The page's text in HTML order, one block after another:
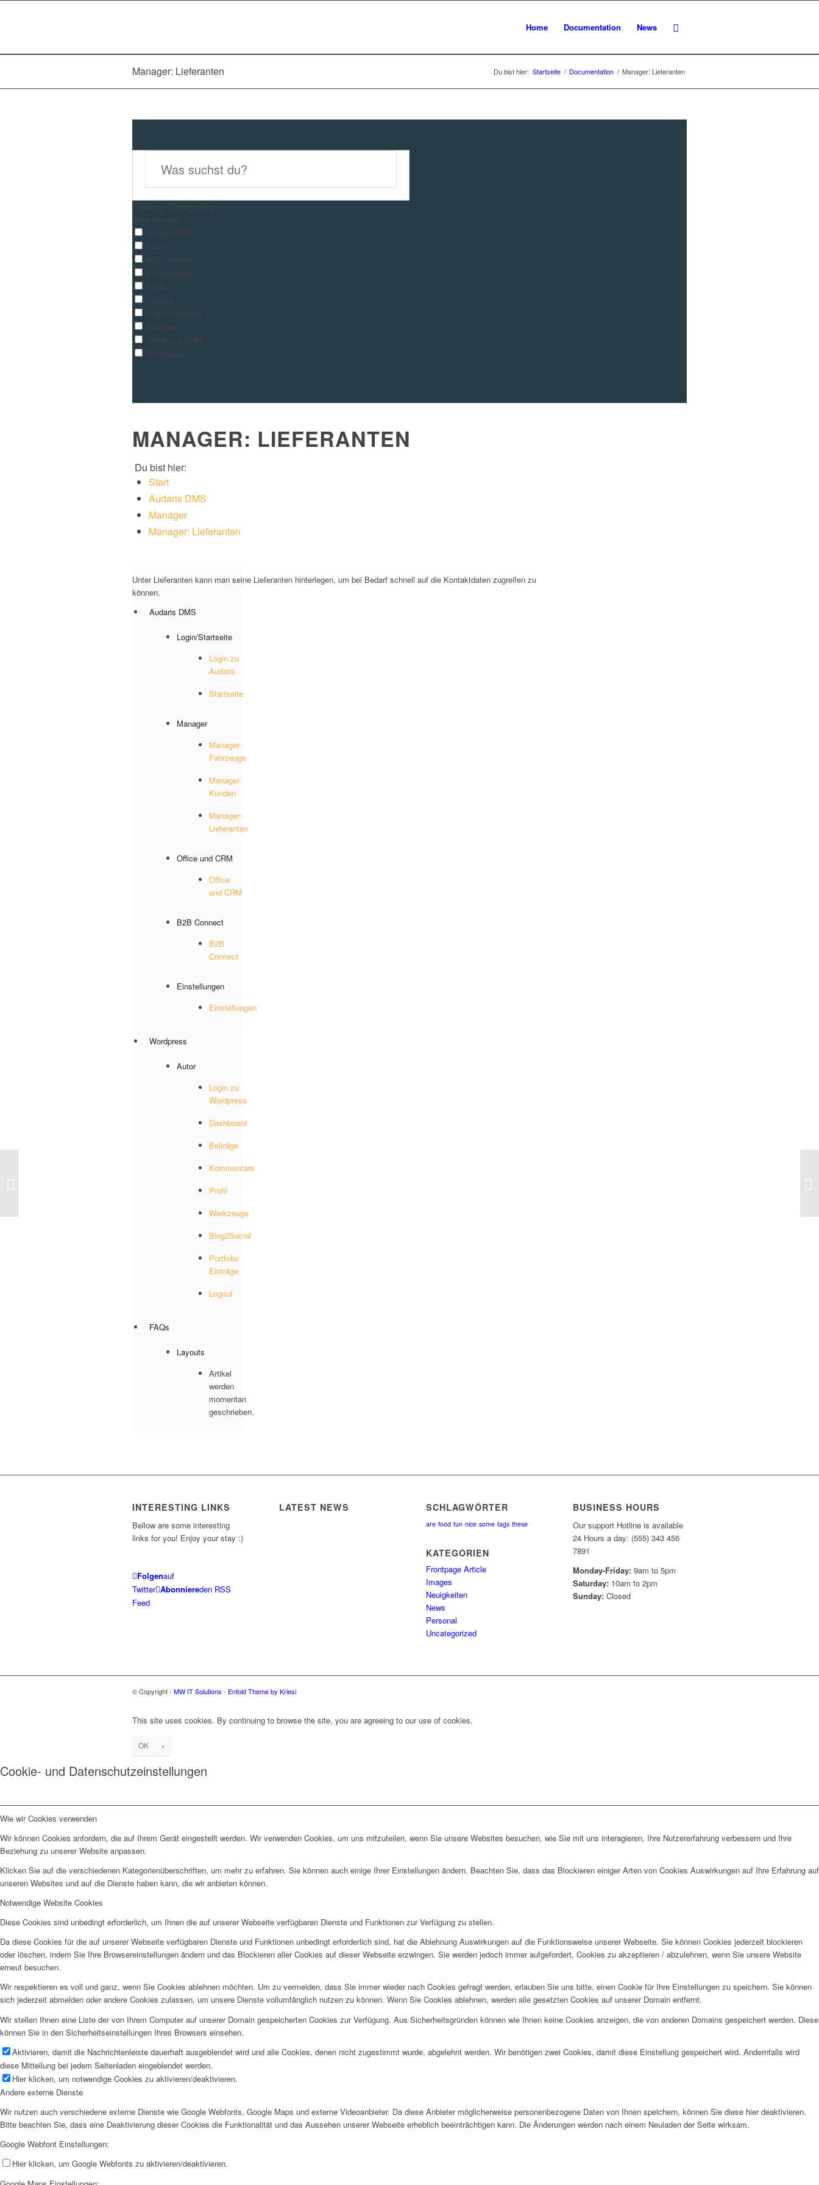
Home Documentation News
Manager: Lieferanten Du bist hier: Startseite / Documentation / Manager: Lieferanten
Filter by Categories
Clear Results
Audaris DMS
Autor
B2B Connect
Einstellungen
FAQs
Layouts
Login/Startseite
Manager
Office und CRM
Wordpress
MANAGER: LIEFERANTEN
Du bist hier:
Start
Audaris DMS
Manager
Manager: Lieferanten
Unter Lieferanten kann man seine Lieferanten hinterlegen, um bei Bedarf schnell auf die Kontaktdaten zugreifen zu
können.
Audaris DMS
Login/Startseite
Login zu
Audaris
Startseite
Manager
Manager:
Fahrzeuge
Manager:
Kunden
Manager:
Lieferanten
Office und CRM
Office
und CRM
B2B Connect
B2B
Connect
Einstellungen
Einstellungen
Wordpress
Autor
Login zu
Wordpress
Dashboard
Beiträge
Kommentare
Profil
Werkzeuge
Blog2Social
Portfolio
Einträge
Logout
FAQs
Layouts
Artikel
werden
momentan
geschrieben.
INTERESTING LINKS
Bellow are some interesting
links for you! Enjoy your stay :)
Folgenauf
Twitter Abonniereden RSS
Feed
LATEST NEWS SCHLAGWÖRTER
are food fun nice some tags these
KATEGORIEN
Frontpage Article
Images
Neuigkeiten
News
Personal
Uncategorized
BUSINESS HOURS
Our support Hotline is available
24 Hours a day: (555) 343 456
7891
Monday-Friday:9am to 5pm
Saturday: 10am to 2pm
Sunday:Closed
© Copyright - MW IT Solutions - Enfold Theme by Kriesi
This site uses cookies. By continuing to browse the site, you are agreeing to our use of cookies.
OK ×
Cookie- und Datenschutzeinstellungen
Wie wir Cookies verwenden
Wir können Cookies anfordern, die auf Ihrem Gerät eingestellt werden. Wir verwenden Cookies, um uns mitzuteilen, wenn Sie unsere Websites besuchen, wie Sie mit uns interagieren, Ihre Nutzererfahrung verbessern und Ihre
Beziehung zu unserer Website anpassen.
Klicken Sie auf die verschiedenen Kategorienüberschriften, um mehr zu erfahren. Sie können auch einige Ihrer Einstellungen ändern. Beachten Sie, dass das Blockieren einiger Arten von Cookies Auswirkungen auf Ihre Erfahrung auf
unseren Websites und auf die Dienste haben kann, die wir anbieten können.
Notwendige Website Cookies
Diese Cookies sind unbedingt erforderlich, um Ihnen die auf unserer Webseite verfügbaren Dienste und Funktionen zur Verfügung zu stellen.
Da diese Cookies für die auf unserer Webseite verfügbaren Dienste und Funktionen unbedingt erforderlich sind, hat die Ablehnung Auswirkungen auf die Funktionsweise unserer Webseite. Sie können Cookies jederzeit blockieren
oder löschen, indem Sie Ihre Browsereinstellungen ändern und das Blockieren aller Cookies auf dieser Webseite erzwingen. Sie werden jedoch immer aufgefordert, Cookies zu akzeptieren / abzulehnen, wenn Sie unsere Website
erneut besuchen.
Wir respektieren es voll und ganz, wenn Sie Cookies ablehnen möchten. Um zu vermeiden, dass Sie immer wieder nach Cookies gefragt werden, erlauben Sie uns bitte, einen Cookie für Ihre Einstellungen zu speichern. Sie können
sich jederzeit abmelden oder andere Cookies zulassen, um unsere Dienste vollumfänglich nutzen zu können. Wenn Sie Cookies ablehnen, werden alle gesetzten Cookies auf unserer Domain entfernt.
Wir stellen Ihnen eine Liste der von Ihrem Computer auf unserer Domain gespeicherten Cookies zur Verfügung. Aus Sicherheitsgründen können wie Ihnen keine Cookies anzeigen, die von anderen Domains gespeichert werden. Diese
können Sie in den Sicherheitseinstellungen Ihres Browsers einsehen.
Aktivieren, damit die Nachrichtenleiste dauerhaft ausgeblendet wird und alle Cookies, denen nicht zugestimmt wurde, abgelehnt werden. Wir benötigen zwei Cookies, damit diese Einstellung gespeichert wird. Andernfalls wird
diese Mitteilung bei jedem Seitenladen eingeblendet werden.
Hier klicken, um notwendige Cookies zu aktivieren/deaktivieren.
Andere externe Dienste
Wir nutzen auch verschiedene externe Dienste wie Google Webfonts, Google Maps und externe Videoanbieter. Da diese Anbieter möglicherweise personenbezogene Daten von Ihnen speichern, können Sie diese hier deaktivieren.
Bitte beachten Sie, dass eine Deaktivierung dieser Cookies die Funktionalität und das Aussehen unserer Webseite erheblich beeinträchtigen kann. Die Änderungen werden nach einem Neuladen der Seite wirksam.
Google Webfont Einstellungen:
Hier klicken, um Google Webfonts zu aktivieren/deaktivieren.